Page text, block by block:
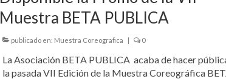
Muestra BETA PUBLICA
publicado en: Muestra Coreografica | 0
La Asociación BETA PUBLICA acaba de hacer
la pasada VII Edición de la Muestra Coreográfica